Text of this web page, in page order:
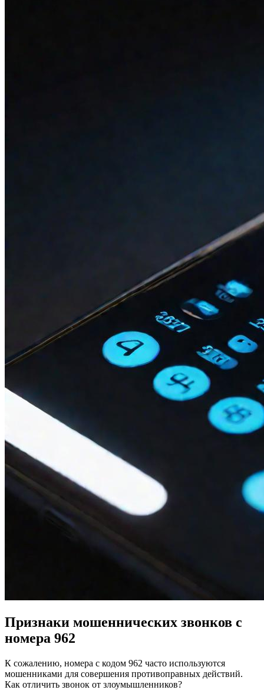
Признаки мошеннических звонков с
номера 962
К сожалению, номера с кодом 962 часто используются
мошенниками для совершения противоправных действий.
Как отличить звонок от злоумышленников?